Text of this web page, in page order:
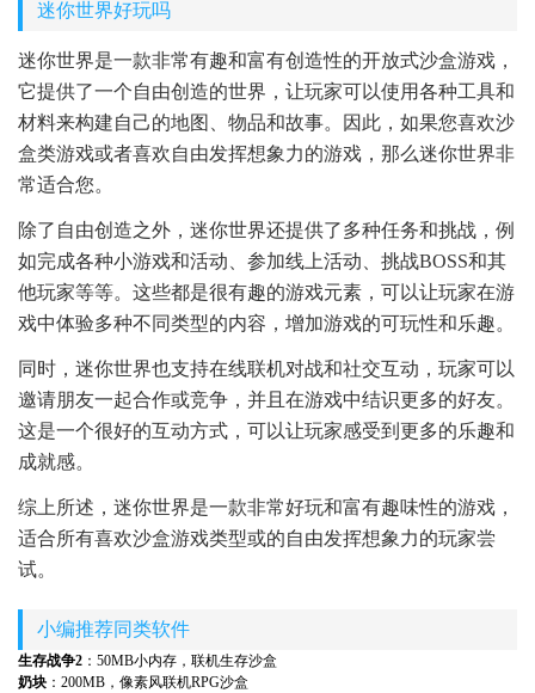
迷你世界好玩吗
迷你世界是一款非常有趣和富有创造性的开放式沙盒游戏，
它提供了一个自由创造的世界，让玩家可以使用各种工具和
材料来构建自己的地图、物品和故事。因此，如果您喜欢沙
盒类游戏或者喜欢自由发挥想象力的游戏，那么迷你世界非
常适合您。
除了自由创造之外，迷你世界还提供了多种任务和挑战，例
如完成各种小游戏和活动、参加线上活动、挑战BOSS和其
他玩家等等。这些都是很有趣的游戏元素，可以让玩家在游
戏中体验多种不同类型的内容，增加游戏的可玩性和乐趣。
同时，迷你世界也支持在线联机对战和社交互动，玩家可以
邀请朋友一起合作或竞争，并且在游戏中结识更多的好友。
这是一个很好的互动方式，可以让玩家感受到更多的乐趣和
成就感。
综上所述，迷你世界是一款非常好玩和富有趣味性的游戏，
适合所有喜欢沙盒游戏类型或的自由发挥想象力的玩家尝
试。
小编推荐同类软件
生存战争2 ：50MB小内存，联机生存沙盒
奶块 ：200MB，像素风联机RPG沙盒